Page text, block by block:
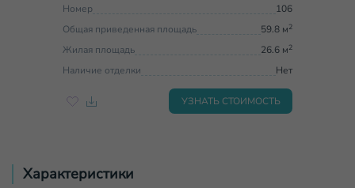
Номер
106
Общая приведенная площадь
59.8 м2
Жилая площадь 26.6 м2
Наличие отделки Нет
УЗНАТЬ СТОИМОСТЬ
Характеристики